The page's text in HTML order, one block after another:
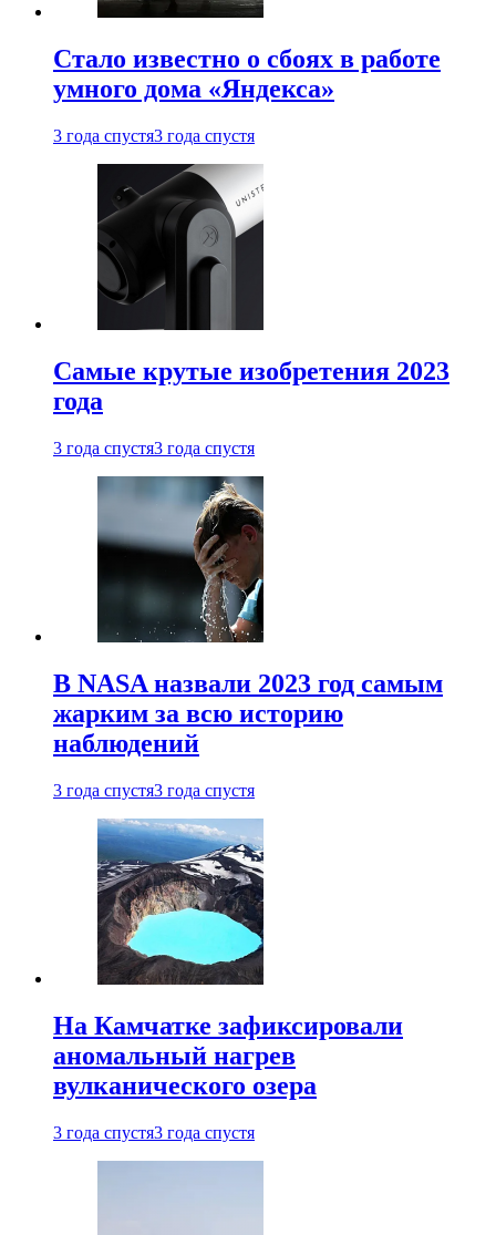
Стало известно о сбоях в работе
умного дома «Яндекса»
3 года спустя3 года спустя
Самые крутые изобретения 2023
года
3 года спустя3 года спустя
В NASA назвали 2023 год самым
жарким за всю историю
наблюдений
3 года спустя3 года спустя
На Камчатке зафиксировали
аномальный нагрев
вулканического озера
3 года спустя3 года спустя